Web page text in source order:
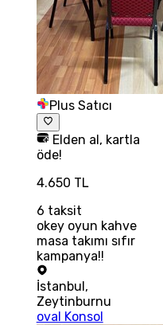
Plus Satıcı
Elden al, kartla
öde!
4.650 TL
6 taksit
okey oyun kahve
masa takımı sıfır
kampanya!!
İstanbul,
Zeytinburnu
oval Konsol